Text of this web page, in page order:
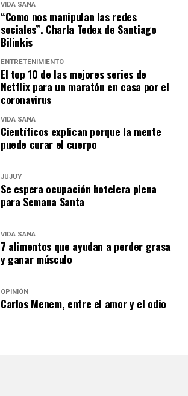
VIDA SANA
“Como nos manipulan las redes
sociales”. Charla Tedex de Santiago
Bilinkis
ENTRETENIMIENTO
El top 10 de las mejores series de
Netflix para un maratón en casa por el
coronavirus
VIDA SANA
Científicos explican porque la mente
puede curar el cuerpo
JUJUY
Se espera ocupación hotelera plena
para Semana Santa
VIDA SANA
7 alimentos que ayudan a perder grasa
y ganar músculo
OPINIÓN
Carlos Menem, entre el amor y el odio